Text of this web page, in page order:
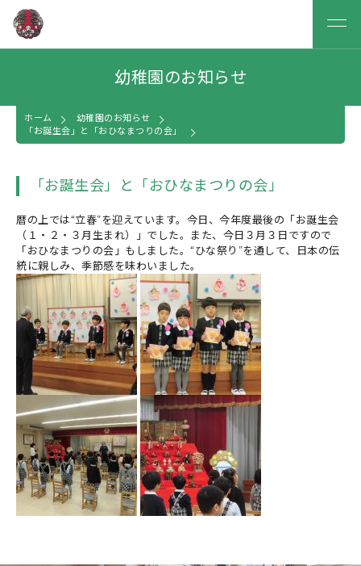
幼稚園のお知らせ
ホーム
幼稚園のお知らせ
「お誕生会」と「おひなまつりの会」
「お誕生会」と「おひなまつりの会」
暦の上では“立春”を迎えています。今日、今年度最後の「お誕生会
（１・２・３月生まれ）」でした。また、今日３月３日ですので
「おひなまつりの会」もしました。“ひな祭り”を通して、日本の伝
統に親しみ、季節感を味わいました。